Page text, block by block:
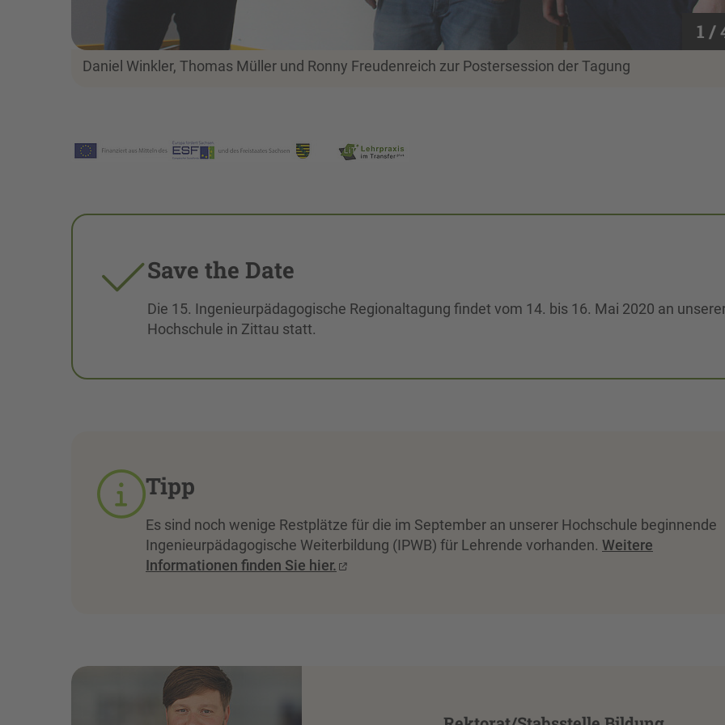
1 /
Daniel Winkler, Thomas Müller und Ronny Freudenreich zur Postersession der Tagung
Save the Date
Die 15. Ingenieurpädagogische Regionaltagung findet vom 14. bis 16. Mai 2020 an
Hochschule in Zittau statt.
Tipp
Es sind noch wenige Restplätze für die im September an unserer Hochschule beginnende
Ingenieurpädagogische Weiterbildung (IPWB) für Lehrende vorhanden. Weitere
Informationen finden Sie hier.